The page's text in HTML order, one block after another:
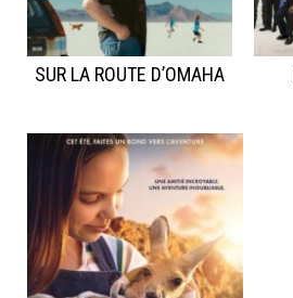
SUR LA ROUTE D’OMAHA